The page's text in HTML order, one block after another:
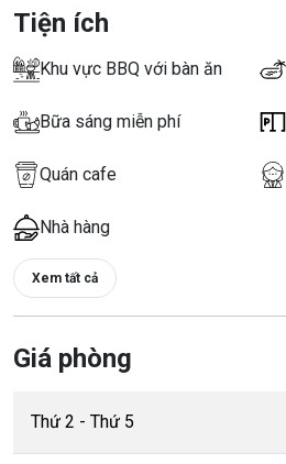
Tiện ích
Khu vực BBQ với bàn ăn
Bữa sáng miễn phí
Quán cafe
Nhà hàng
Xem tất cả
Giá phòng
Thứ 2 - Thứ 5